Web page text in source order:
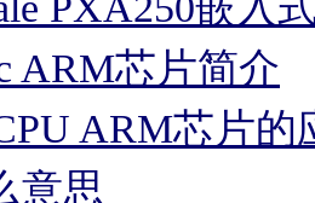
ARM芯片简介
ARM芯片的
意思